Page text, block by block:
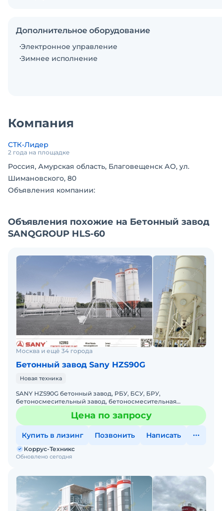
Дозатор воды - 500±1% кг
Мощность - 105 кВт
Доставка до места
монтажа, Шефмонтаж,
пуско-наладочные
работы, обучение
Смесители
JS1000,
SICOMA
MSO1500/1000
или BHS (OX
обеспечивает
положительным
показателе БСУ –
времени полного
цикла и
Работа завода
полностью
контролируется
промышленным
компьютером .
Управление
Схема
слаботочными
разработок.
Возможность
оперативной
Дополнительное оборудование
Электронное управление
Зимнее исполнение
Компания
СТК-Лидер
2 года на площадке
Россия, Амурская область, Благовещенск АО, ул.
Шимановского, 80
Объявления компании:
Объявления похожие на Бетонный завод
SANQGROUP HLS-60
Москва и ещё 34 города
Бетонный завод Sany HZS90G
Новая техника
SANY HZS90G бетонный завод, РБУ, БСУ, БРУ,
бетоносмесительный завод, бетоносмесительная
установкаЦена по запросуТип: цикличныйСпособ
перемещения: транспортабель
Цена по запросу
Купить в лизинг Позвонить Написать
Обновлено сегодня
Коррус-Техникс